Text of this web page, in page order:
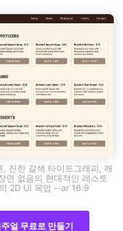
진한 갈색 타이포그래피, 깨
면 없음의 현대적인 레스토
2D UI 목업 --ar 16:9
얼 무료로 만들기